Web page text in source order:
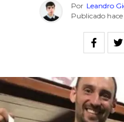
Por Leandro
Publicado hace